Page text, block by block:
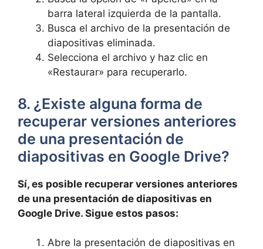
barra ⁤lateral izquierda de la pantalla.
Busca⁢ el archivo de la presentación de
diapositivas eliminada.
Selecciona el archivo y⁢ haz‍ clic ⁢en
«Restaurar» para recuperarlo.
8. ¿Existe alguna forma ​de
recuperar versiones anteriores
de una ⁣presentación​ de
diapositivas en Google Drive?
Sí, es ‌posible recuperar versiones anteriores
de una presentación ⁢de⁤ diapositivas en
Google Drive. Sigue ⁤estos pasos:
Abre la presentación de diapositivas en